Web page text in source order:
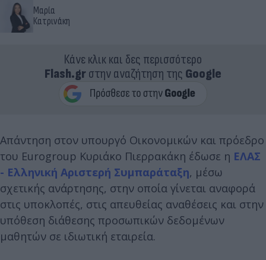
Μαρία
Κατρινάκη
Κάνε κλικ και δες περισσότερο
Flash.grστην αναζήτηση της Google
Απάντηση στον υπουργό Οικονομικών και πρόεδρο
του Eurogroup Κυριάκο Πιερρακάκη έδωσε η ΕΛΑΣ
- Ελληνική Αριστερή Συμπαράταξη, μέσω
σχετικής ανάρτησης, στην οποία γίνεται αναφορά
στις υποκλοπές, στις απευθείας αναθέσεις και στην
υπόθεση διάθεσης προσωπικών δεδομένων
μαθητών σε ιδιωτική εταιρεία.